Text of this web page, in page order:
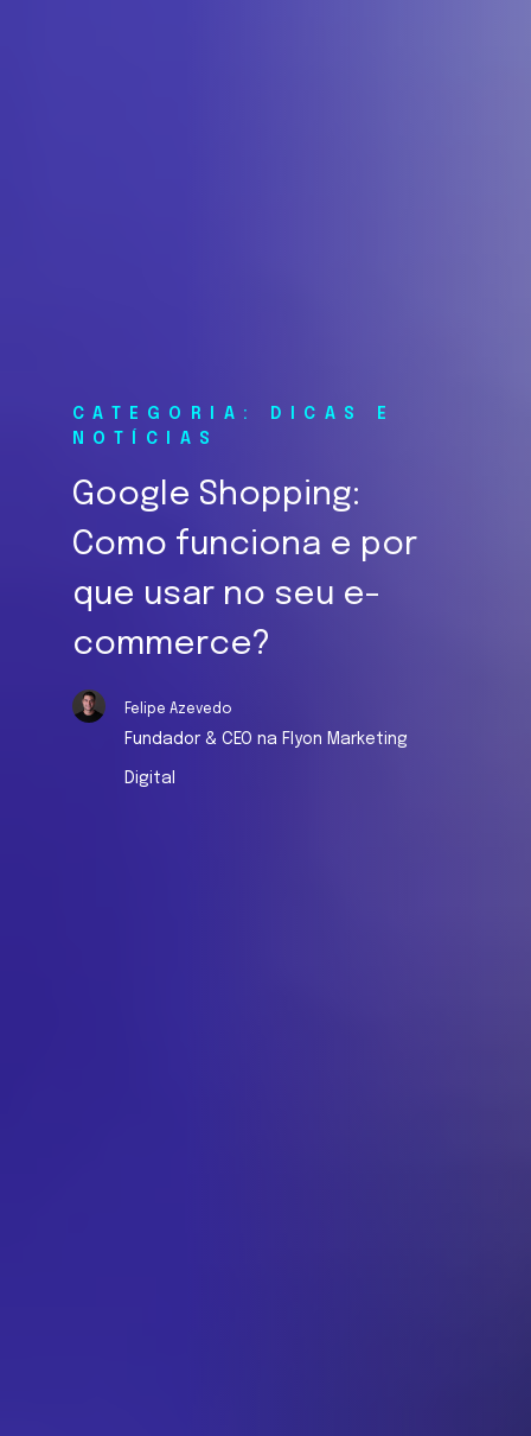
CATEGORIA: DICAS E
NOTÍCIAS
Google Shopping:
Como funciona e por
que usar no seu e-
commerce?
Felipe Azevedo
Fundador & CEO na Flyon Marketing
Digital